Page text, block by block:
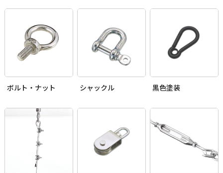
ボルト・ナット シャックル 黒色塗装